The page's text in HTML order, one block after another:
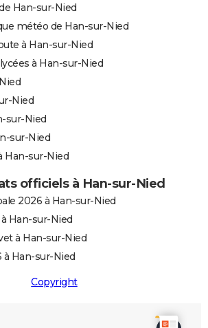
Han-sur-Nied
météo de Han-sur-Nied
à Han-sur-Nied
à Han-sur-Nied
Nied
sur-Nied
sur-Nied
Han-sur-Nied
officiels à Han-sur-Nied
2026 à Han-sur-Nied
Han-sur-Nied
à Han-sur-Nied
à Han-sur-Nied
Copyright